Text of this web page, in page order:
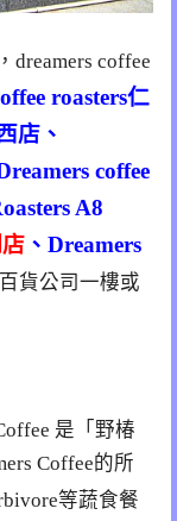
，dreamers coffee
roasters仁
店、
coffee
A8
、Dreamers
貨公司一樓或
是「野椿
Coffee的所
等蔬食餐